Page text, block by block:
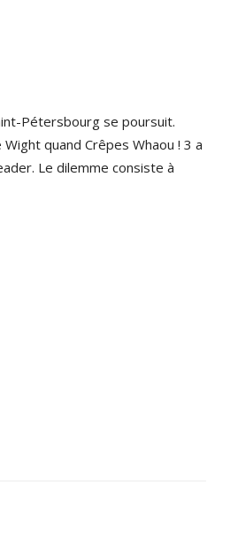
Pétersbourg se poursuit.
quand Crêpes Whaou ! 3 a
Le dilemme consiste à